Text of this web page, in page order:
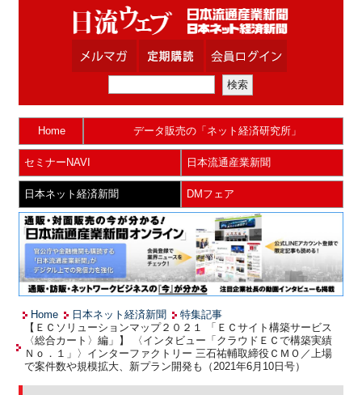
Home データ販売の「ネット経済研究所」
セミナーNAVI 日本流通産業新聞
日本ネット経済新聞 DMフェア
Home 日本ネット経済新聞
特集記事
【ＥＣソリューションマップ２０２１ 「ＥＣサイト構築サービス
〈総合カート〉編」】 〈インタビュー「クラウドＥＣで構築実績
Ｎｏ．１」〉インターファクトリー 三石祐輔取締役ＣＭＯ／上場
で案件数や規模拡大、新プラン開発も（2021年6月10日号）